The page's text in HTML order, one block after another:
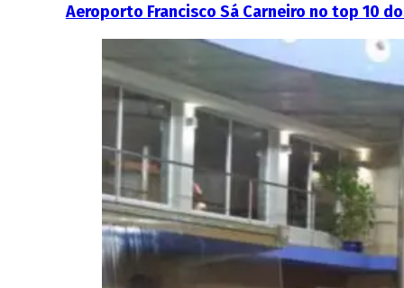
Aeroporto Francisco Sá Carneiro no top 10